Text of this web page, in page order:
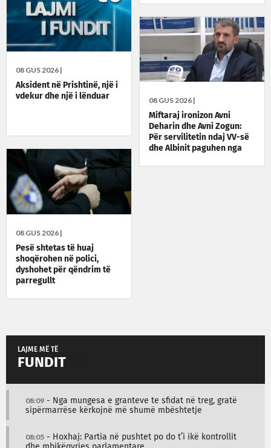
08 GUS 2026 |
Aksident në Prishtinë, një i
vdekur dhe një i lënduar
08 GUS 2026 |
Miftaraj ironizon Avni
Deharin dhe Avni Zogun:
Për servilitetin ndaj VV-së
dhe Albinit paguhen nga
08 GUS 2026 |
Pesë shtetas të huaj
shoqërohen në polici,
dyshohet për qëndrim të
parregullt
LAJME MË TË
FUNDIT
08:09 - Nga mungesa e granteve te sfidat në treg, gratë
sipërmarrëse kërkojnë më shumë mbështetje
08:05 - Hoxhaj: Partia në pushtet po do t’i ikë kontrollit